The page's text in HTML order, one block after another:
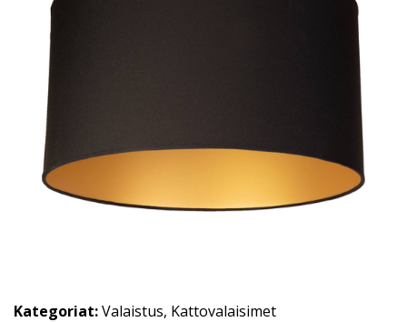
Kategoriat:Valaistus, Kattovalaisimet